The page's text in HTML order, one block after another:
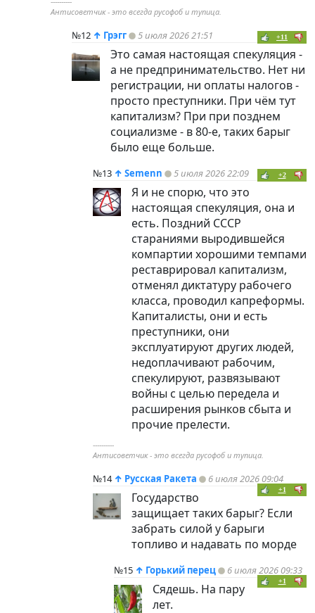
Антисоветчик - это всегда русофоб и тупица.
№12 ↑ Грэгг 5 июля 2026 21:51 +11
Это самая настоящая спекуляция -
а не предпринимательство. Нет ни
регистрации, ни оплаты налогов -
просто преступники. При чём тут
капитализм? При при позднем
социализме - в 80-е, таких барыг
было еще больше.
№13 ↑ Semenn 5 июля 2026 22:09 +2
Я и не спорю, что это
настоящая спекуляция, она и
есть. Поздний СССР
стараниями выродившейся
компартии хорошими темпами
реставрировал капитализм,
отменял диктатуру рабочего
класса, проводил капреформы.
Капиталисты, они и есть
преступники, они
эксплуатируют других людей,
недоплачивают рабочим,
спекулируют, развязывают
войны с целью передела и
расширения рынков сбыта и
прочие прелести.
----------
Антисоветчик - это всегда русофоб и тупица.
№14 ↑ Русская Ракета 6 июля 2026 09:04
+1
Государство
защищает таких барыг? Если
забрать силой у барыги
топливо и надавать по морде
№15 ↑ Горький перец 6 июля 2026 09:33
+1
Сядешь. На пару
лет.